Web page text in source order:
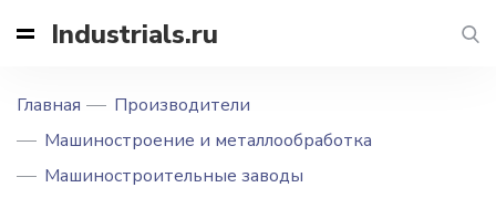
Industrials.ru
Главная
Производители
Машиностроение и металлообработка
Машиностроительные заводы